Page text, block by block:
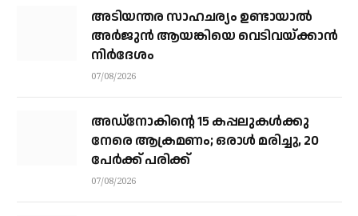
അടിയന്തര സാഹചര്യം ഉണ്ടായാല്‍
അര്‍ജുന്‍ ആയങ്കിയെ വെടിവയ്ക്കാന്‍
നിര്‍ദേശം
07/08/2026
അഡ്നോകിന്റെ 15 കപ്പലുകള്‍ക്കു
നേരെ ആക്രമണം; ഒരാള്‍ മരിച്ചു, 20
പേര്‍ക്ക് പരിക്ക്
07/08/2026